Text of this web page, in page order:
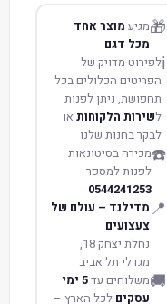
🎁מגיע מוצר אחד
מכל דגם
ℹ️לפירוט מדויק של
הפריטים הכלולים בכל
תחפושת, ניתן לפנות
לשירות הלקוחות או
לבקר בחנות שלנו
☎️מכירה בסיטונאות
לפנות למספר
0544241253
📍 מדילנד – עולם של
צעצועים
נחלת יצחק 18,
מגדלי תל אביב
🚚משלוחים עד 5 ימי
עסקים לכל הארץ –